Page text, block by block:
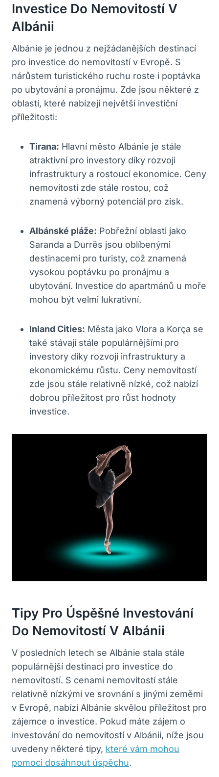
Investice Do Nemovitostí V
Albánii
Albánie je jednou z nejžádanějších destinací
pro investice do nemovitostí v Evropě. S
nárůstem turistického ruchu roste i poptávka
po ubytování a pronájmu. Zde jsou některé z
oblastí, které nabízejí největší investiční
příležitosti:
Tirana: Hlavní město Albánie je stále
atraktivní pro investory díky rozvoji
infrastruktury a rostoucí ekonomice. Ceny
nemovitostí zde stále rostou, což
znamená výborný potenciál pro zisk.
Albánské pláže: Pobřežní oblasti jako
Saranda a Durrës jsou oblíbenými
destinacemi pro turisty, což znamená
vysokou poptávku po pronájmu a
ubytování. Investice do apartmánů u moře
mohou být velmi lukrativní.
Inland Cities: Města jako Vlora a Korça se
také stávají stále populárnějšími pro
investory díky rozvoji infrastruktury a
ekonomickému růstu. Ceny nemovitostí
zde jsou stále relativně nízké, což nabízí
dobrou příležitost pro růst hodnoty
investice.
Tipy Pro Úspěšné Investování
Do Nemovitostí V Albánii
V posledních letech se Albánie stala stále
populárnější destinací pro investice do
nemovitostí. S cenami nemovitostí stále
relativně nízkými ve srovnání s jinými zeměmi
v Evropě, nabízí Albánie skvělou příležitost pro
zájemce o investice. Pokud máte zájem o
investování do nemovitostí v Albánii, níže jsou
uvedeny některé tipy, které vám mohou
pomoci dosáhnout úspěchu.